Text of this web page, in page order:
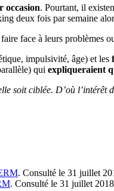
occasion. Pourtant, il
deux fois par semaine
face à leurs problèmes
impulsivité, âge) et les
qui expliqueraient
soit ciblée. D’où l’intérêt
. Consulté le 31 juillet
. Consulté le 31 juillet